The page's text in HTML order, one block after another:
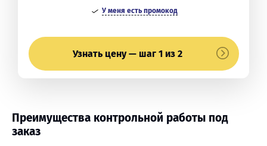
У меня есть промокод
Узнать цену — шаг 1 из 2
Преимущества контрольной работы под
заказ